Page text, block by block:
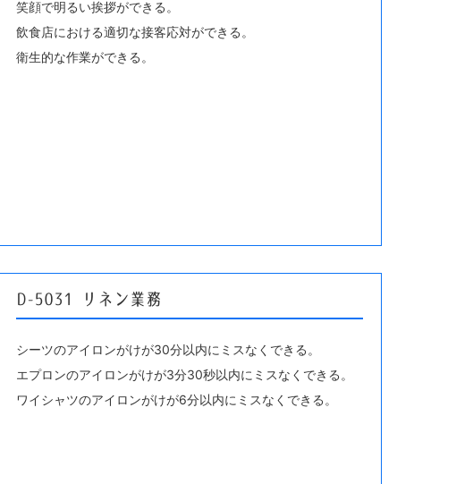
笑顔で明るい挨拶ができる。
飲食店における適切な接客応対ができる。
衛生的な作業ができる。
D-5031 リネン業務
シーツのアイロンがけが30分以内にミスなくできる。
エプロンのアイロンがけが3分30秒以内にミスなくできる。
ワイシャツのアイロンがけが6分以内にミスなくできる。